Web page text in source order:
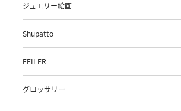
ジュエリー絵画
Shupatto
FEILER
グロッサリー